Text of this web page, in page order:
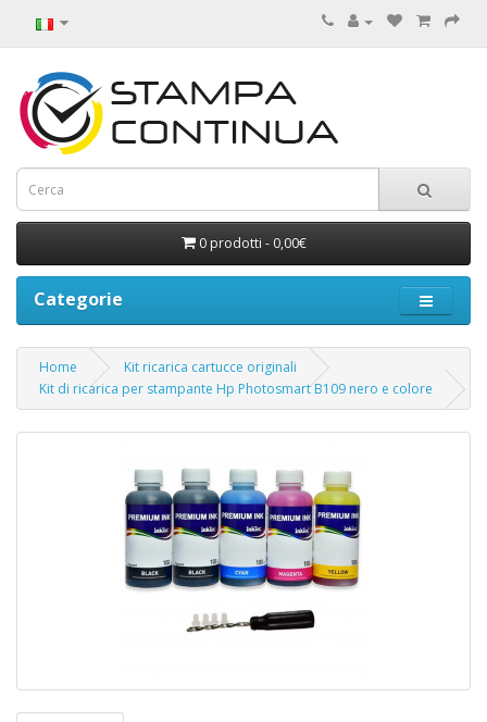
0 prodotti - 0,00€
Categorie
Home
Kit ricarica cartucce originali
Kit di ricarica per stampante Hp Photosmart B109 nero e colore